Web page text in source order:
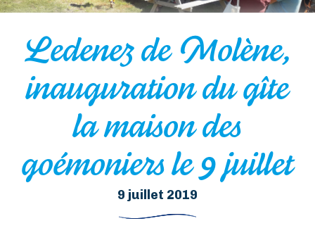
Ledenez de Molène,
inauguration du gîte
la maison des
goémoniers le 9 juillet
9 juillet 2019